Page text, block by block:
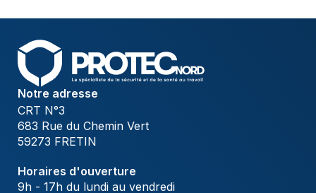
Notre adresse
CRT N°3
683 Rue du Chemin Vert
59273 FRETIN
Horaires d'ouverture
9h - 17h du lundi au vendredi